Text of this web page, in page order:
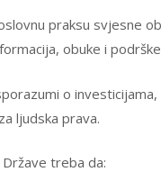
praksu svjesne
obuke i
o
ljudska prava.
treba da: